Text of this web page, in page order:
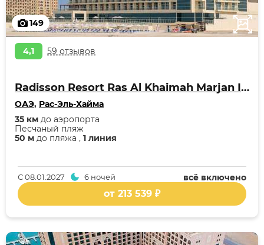
149
4,1 59 отзывов
Radisson Resort Ras Al Khaimah Marjan Island
ОАЭ, Рас-Эль-Хайма
50 м до пляжа , 1 линия
Песчаный пляж
35 км до аэропорта
всё включено
С08.01.2027 6 ночей
от 213 539 ₽